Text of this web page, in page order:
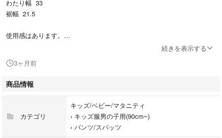
わたり幅 33
裾幅 21.5
使用感はあります。
綿、ポリエステルの素材で乾きが速く、綿100％素材よりもシワになりに
くいのが特徴。
太すぎないバギーシルエットでさりげないオシャレが楽しめるデザインで
面倒なファスナー開きがなくゴム仕様で着脱が簡単。アジャスターゴムな
ので、サイズ変更もボタンで楽々調整可能♪
程よいサイズ感とストレッチ素材でリラックスして着用できるアイテムで
続きを表示する
3ヶ月前
商品情報
カテゴリ
キッズ/ベビー/マタニティ
› キッズ服男の子用(90cm~)
› パンツ/スパッツ